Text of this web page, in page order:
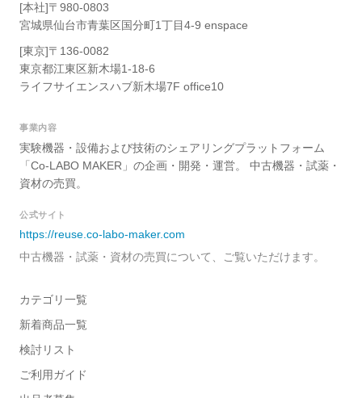
[本社]〒980-0803
宮城県仙台市青葉区国分町1丁目4-9 enspace
[東京]〒136-0082
東京都江東区新木場1-18-6
ライフサイエンスハブ新木場7F office10
事業内容
実験機器・設備および技術のシェアリングプラットフォーム
「Co-LABO MAKER」の企画・開発・運営。 中古機器・試薬・
資材の売買。
公式サイト
https://reuse.co-labo-maker.com
中古機器・試薬・資材の売買について、ご覧いただけます。
カテゴリ一覧
新着商品一覧
検討リスト
ご利用ガイド